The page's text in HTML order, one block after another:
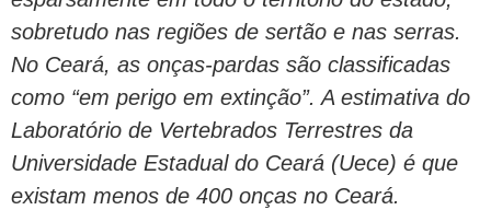
sobretudo nas regiões de sertão e nas serras.
No Ceará, as onças-pardas são classificadas
como “em perigo em extinção”. A estimativa do
Laboratório de Vertebrados Terrestres da
Universidade Estadual do Ceará (Uece) é que
existam menos de 400 onças no Ceará.